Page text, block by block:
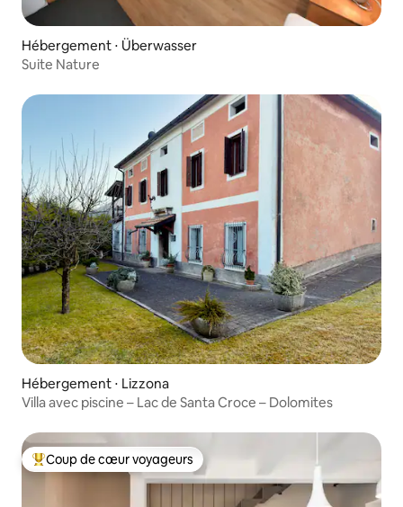
Hébergement ⋅ Überwasser
Suite Nature
Hébergement ⋅ Lizzona
Villa avec piscine – Lac de Santa Croce – Dolomites
Coups de cœur voyageurs les plus appréciés
Coup de cœur voyageurs